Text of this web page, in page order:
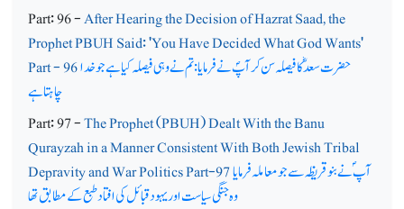
Part: 96 -After Hearing the Decision of Hazrat Saad, the
Prophet PBUH Said: 'You Have Decided What God Wants'
Part - 96حضرت سعدؓ کا فیصلہ سن کر آپؐ نے فرمایا: تم نے وہی فیصلہ کیا ہے جو خدا
چاہتاہے
Part: 97 -The Prophet (PBUH) Dealt With the Banu
Qurayzah in a Manner Consistent With Both Jewish Tribal
Depravity and War Politics Part-97آپ ؐ نے بنو قر یظہ سے جو معاملہ فرمایا
وہ جنگی سیاست اور یہود قبائل کی افتاد طبع کے مطابق تھا